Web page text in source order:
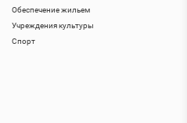
Обеспечение жильем
Учреждения культуры
Спорт